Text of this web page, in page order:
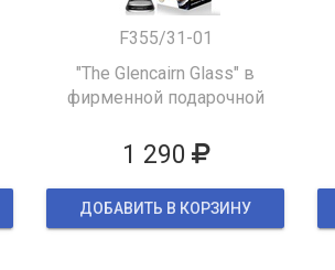
F355/31-01
"The Glencairn Glass" в
фирменной подарочной
1 290
ДОБАВИТЬ В КОРЗИНУ